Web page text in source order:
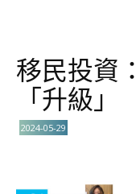
移民投資
「升級」
2024-05-29